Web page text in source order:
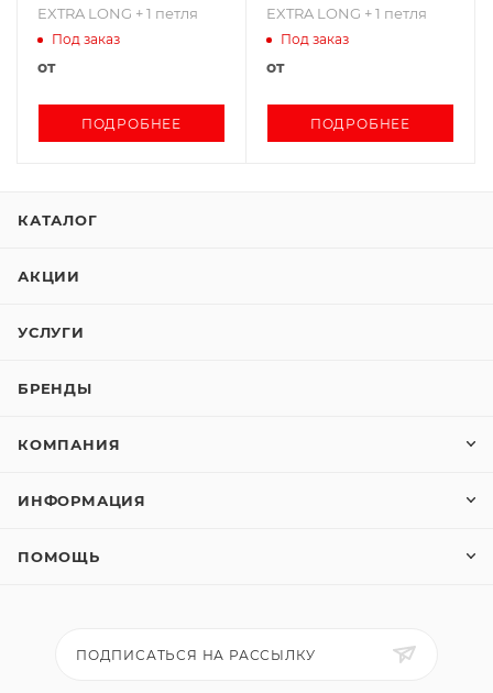
EXTRA LONG + 1 петля
Под заказ
от
ПОДРОБНЕЕ
EXTRA LONG + 1 петля
Под заказ
от
ПОДРОБНЕЕ
КАТАЛОГ
АКЦИИ
УСЛУГИ
БРЕНДЫ
КОМПАНИЯ
ИНФОРМАЦИЯ
ПОМОЩЬ
ПОДПИСАТЬСЯ НА РАССЫЛКУ